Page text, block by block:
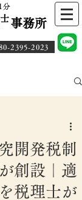
分
務所
2395-2023
開発税制
創設｜適
税理士が